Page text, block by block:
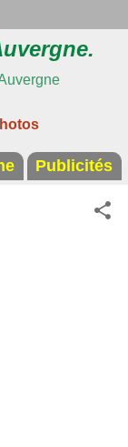
Publicités